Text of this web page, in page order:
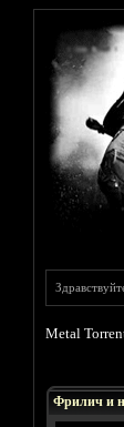
Metal
Фрилич и